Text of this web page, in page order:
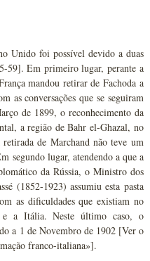
Unido foi possível devido a duas
59]. Em primeiro lugar, perante a
mandou retirar de Fachoda a
as conversações que se seguiram
de 1899, o reconhecimento da
a região de Bahr el-Ghazal, no
de Marchand não teve um
segundo lugar, atendendo a que a
da Rússia, o Ministro dos
(1852-1923) assumiu esta pasta
as dificuldades que existiam no
e a Itália. Neste último caso, o
a 1 de Novembro de 1902 [Ver o
franco-italiana»].